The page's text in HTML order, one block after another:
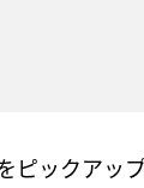
ピックアッ